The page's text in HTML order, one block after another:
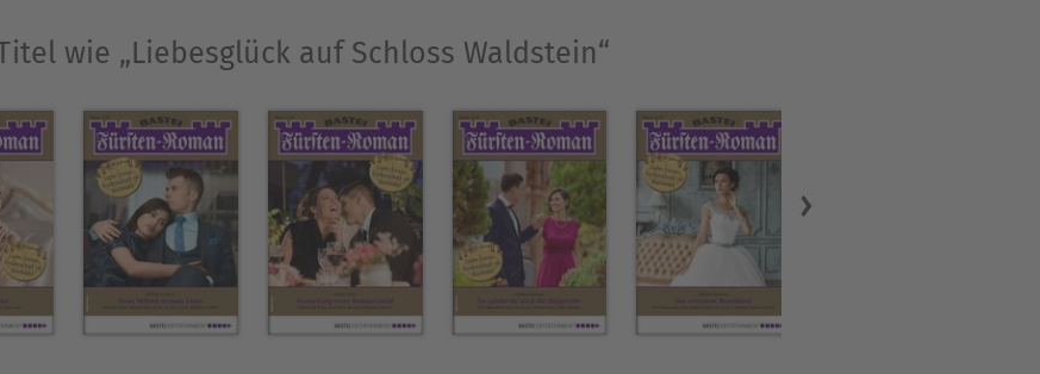
wie „Liebesglück auf Schloss Waldstein“